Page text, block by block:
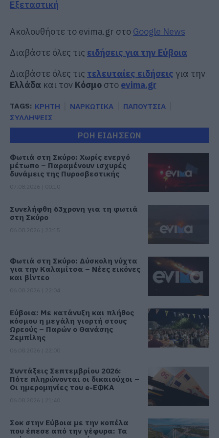
Εξεταστική
Ακολουθήστε το evima.gr στο Google News
Διαβάστε όλες τις ειδήσεις για την Εύβοια
Διαβάστε όλες τις τελευταίες ειδήσεις για την
Ελλάδα και τον Κόσμο στο evima.gr
TAGS: ΚΡΗΤΗ ΝΑΡΚΩΤΙΚΑ
ΠΑΠΟΥΤΣΙΑ
ΣΥΛΛΗΨΕΙΣ
ΡΟΗ ΕΙΔΗΣΕΩΝ
Φωτιά στη Σκύρο: Χωρίς ενεργό
μέτωπο – Παραμένουν ισχυρές
δυνάμεις της Πυροσβεστικής
Συνελήφθη 63χρονη για τη φωτιά
στη Σκύρο
Φωτιά στη Σκύρο: Δύσκολη νύχτα
για την Καλαμίτσα – Νέες εικόνες
και βίντεο
Εύβοια: Με κατάνυξη και πλήθος
κόσμου η μεγάλη γιορτή στους
Ωρεούς – Παρών ο Θανάσης
Ζεμπίλης
Συντάξεις Σεπτεμβρίου 2026:
Πότε πληρώνονται οι δικαιούχοι –
Οι ημερομηνίες του e-ΕΦΚΑ
Σοκ στην Εύβοια με την κοπέλα
που έπεσε από την γέφυρα: Τα